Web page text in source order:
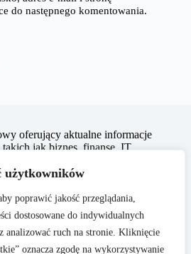
użytkowników
poprawić jakość przeglądania,
dostosowane do indywidualnych
analizować ruch na stronie. Kliknięcie
oznacza zgodę na wykorzystywanie
do następnego komentowania.
oferujący aktualne informacje
jak biznes, finanse, IT,
treści, które wspierają